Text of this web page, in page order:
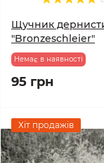
Щучник
"Bronzeschleier"
Немає в наявності
95 грн
Хіт продажів